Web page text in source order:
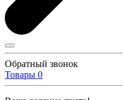
Обратный звонок
Товары 0